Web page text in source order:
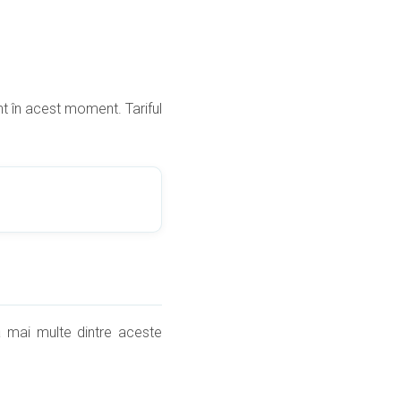
în acest moment. Tariful
mai multe dintre aceste